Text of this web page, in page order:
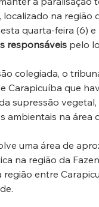
localizado na região
quarta-feira (6) e
responsáveis pelo
colegiada, o
Carapicuíba que
supressão
ambientais na área
uma área de
na região da
região entre